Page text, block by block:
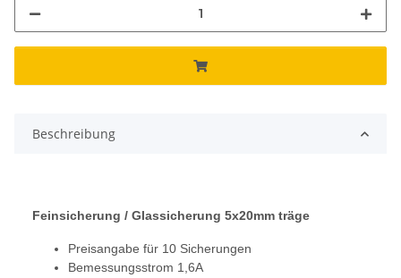
Beschreibung
Feinsicherung / Glassicherung 5x20mm träge
Preisangabe für 10 Sicherungen
Bemessungsstrom 1,6A